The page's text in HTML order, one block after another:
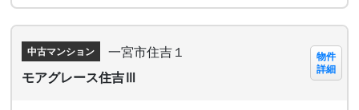
中古マンション
一宮市住吉１
モアグレース住吉Ⅲ
物件
詳細